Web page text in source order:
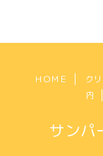
ＨＯＭＥ ク
内
サンパ